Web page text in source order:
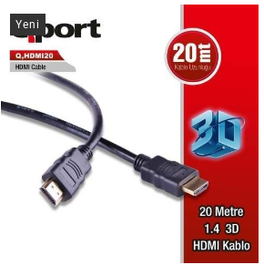
Yeni